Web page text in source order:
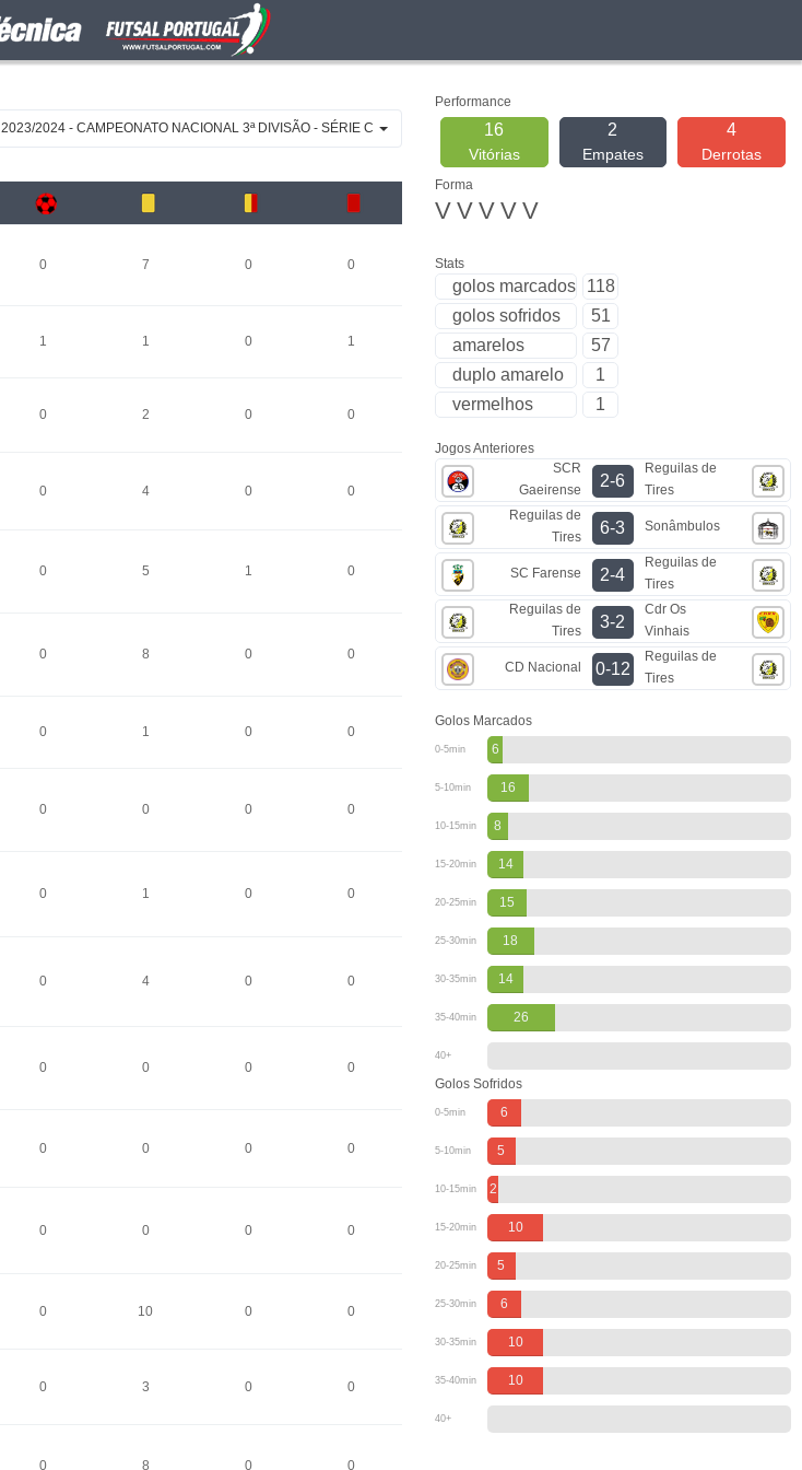
2023/2024 - CAMPEONATO NACIONAL 3ª DIVISÃO - SÉRIE C
0 7 0 0
1 1 0 1
0 2 0 0
0 4 0 0
0 5 1 0
0 8 0 0
0 1 0 0
0 0 0 0
0 1 0 0
0 4 0 0
0 0 0 0
0 0 0 0
0 0 0 0
0 10 0 0
0 3 0 0
0 8 0 0
Performance
16
Vitórias
2
Empates
4
Derrotas
Forma
V V V V V
Stats
golos marcados
118
golos sofridos
51
amarelos
57
duplo amarelo
1
vermelhos
1
Jogos Anteriores
SCR
Gaeirense
2-6
Reguilas de
Tires
Reguilas de
Tires
6-3 Sonâmbulos
SC Farense 2-4
Reguilas de
Tires
Reguilas de
Tires
3-2
Cdr Os
Vinhais
CD Nacional 0-12
Reguilas de
Tires
Golos Marcados
0-5min 6
5-10min 16
10-15min 8
15-20min 14
20-25min 15
25-30min 18
30-35min 14
35-40min 26
40+
Golos Sofridos
0-5min 6
5-10min 5
10-15min 2
15-20min 10
20-25min 5
25-30min 6
30-35min 10
35-40min 10
40+